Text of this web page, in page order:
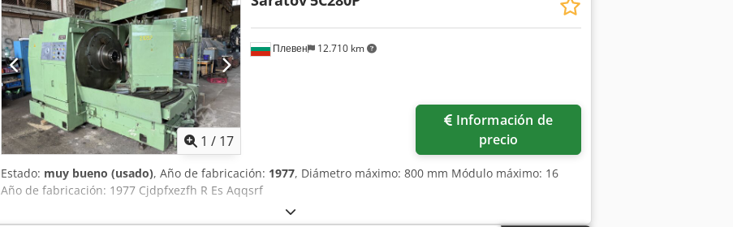
engranaje: 10 – 150 Distancia entre el husillo y el centro de la máquina: máx. (ángulo de pieza 5°): 375
mm; mín. (ángulo de pieza 90°): 75 mm Carrera: 100 mm Doble carrera del deslizador: 48 – 400 spm
Potencia del motor: 4,0 kW Peso de la máquina: 8750 kg
1 / 17
Плевен 12.710 km
precio
Estado: muy bueno (usado), Año de fabricación: 1977, Diámetro máximo: 800 mm Módulo máximo: 16
Año de fabricación: 1977 Cjdpfxezfh R Es Aqqsrf